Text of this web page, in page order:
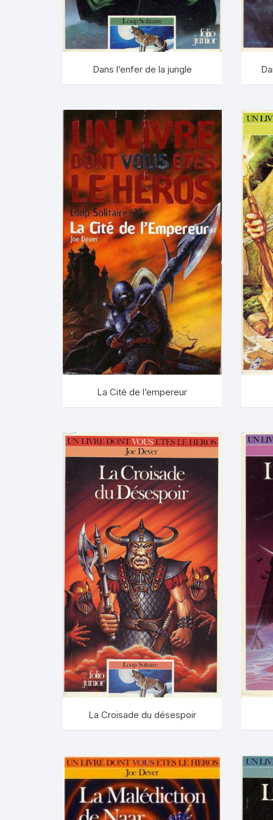
Histoire
L’Epée
La Voie
Les
Les
Les
Loup*
Loup
Quêtes
Sherlock
Dans l’enfer de la jungle
La Cité de l’empereur
La Croisade du désespoir